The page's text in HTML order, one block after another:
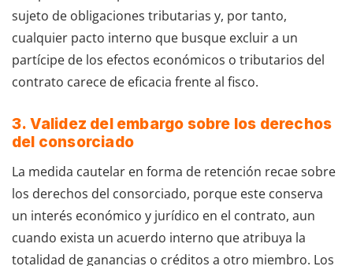
sujeto de obligaciones tributarias y, por tanto,
cualquier pacto interno que busque excluir a un
partícipe de los efectos económicos o tributarios del
contrato carece de eficacia frente al fisco.
3. Validez del embargo sobre los derechos
del consorciado
La medida cautelar en forma de retención recae sobre
los derechos del consorciado, porque este conserva
un interés económico y jurídico en el contrato, aun
cuando exista un acuerdo interno que atribuya la
totalidad de ganancias o créditos a otro miembro. Los